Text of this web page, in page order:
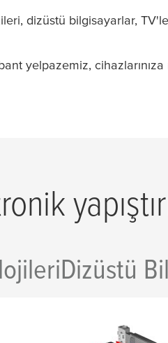
dizüstü bilgisayarlar,
yelpazemiz,
Dizüstü